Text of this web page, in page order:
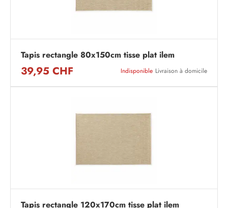
Tapis rectangle 80x150cm tisse plat ilem
39,95 CHF Indisponible Livraison à domicile
Tapis rectangle 120x170cm tisse plat ilem